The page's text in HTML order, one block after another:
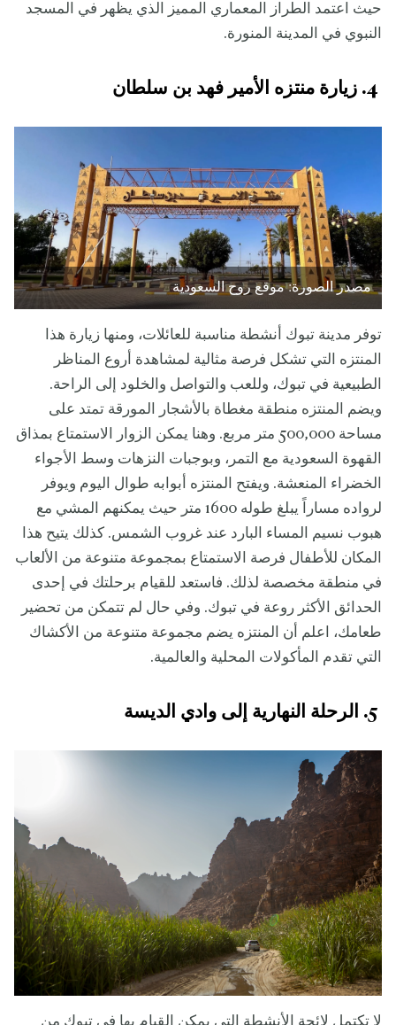
حيث اعتمد الطراز المعماري المميز الذي يظهر في المسجد
النبوي في المدينة المنورة.
مصدر الصورة: موقع روح السعودية
توفر مدينة تبوك أنشطة مناسبة للعائلات، ومنها زيارة هذا
المنتزه التي تشكل فرصة مثالية لمشاهدة أروع المناظر
الطبيعية في تبوك، وللعب والتواصل والخلود إلى الراحة.
ويضم المنتزه منطقة مغطاة بالأشجار المورقة تمتد على
مساحة 500,000 متر مربع. وهنا يمكن الزوار الاستمتاع بمذاق
القهوة السعودية مع التمر، وبوجبات النزهات وسط الأجواء
الخضراء المنعشة. ويفتح المنتزه أبوابه طوال اليوم ويوفر
لرواده مساراً يبلغ طوله 1600 متر حيث يمكنهم المشي مع
هبوب نسيم المساء البارد عند غروب الشمس. كذلك يتيح هذا
المكان للأطفال فرصة الاستمتاع بمجموعة متنوعة من الألعاب
في منطقة مخصصة لذلك. فاستعد للقيام برحلتك في إحدى
الحدائق الأكثر روعة في تبوك. وفي حال لم تتمكن من تحضير
طعامك، اعلم أن المنتزه يضم مجموعة متنوعة من الأكشاك
التي تقدم المأكولات المحلية والعالمية.